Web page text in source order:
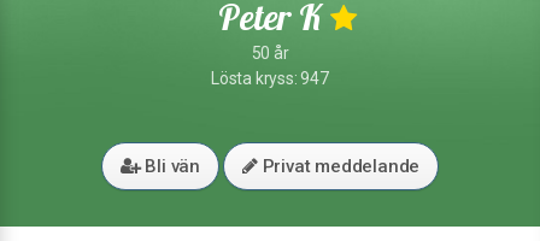
Peter K
50 år
Lösta kryss: 947
Bli vän Privat meddelande